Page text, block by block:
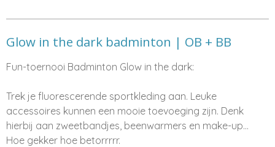
Glow in the dark badminton | OB + BB
Fun-toernooi Badminton Glow in the dark:
Trek je fluorescerende sportkleding aan. Leuke
accessoires kunnen een mooie toevoeging zijn. Denk
hierbij aan zweetbandjes, beenwarmers en make-up...
Hoe gekker hoe betorrrrr.